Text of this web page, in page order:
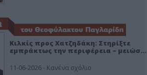
Κιλκίς προς Χατζηδάκη: Στηρίξτε
εμπράκτως την περιφέρεια – μειώσ…
11-06-2026 - Κανένα σχόλιο